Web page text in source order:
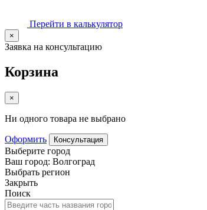
Перейти в калькулятор
×
Заявка на консультацию
Корзина
×
Ни одного товара не выбрано
Оформить Консультация
Выберите город
Ваш город: Волгоград
Выбрать регион
Закрыть
Поиск